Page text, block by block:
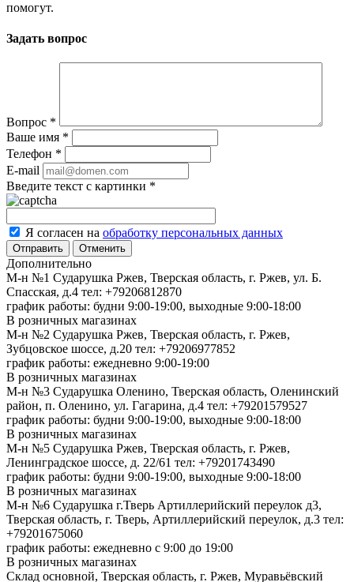
помогут.
Задать вопрос
Вопрос *
Ваше имя *
Телефон *
E-mail
Введите текст с картинки *
Я согласен на обработку персональных данных
Отменить
Дополнительно
М-н №1 Сударушка Ржев, Тверская область, г. Ржев, ул. Б.
Спасская, д.4 тел: +79206812870
график работы: будни 9:00-19:00, выходные 9:00-18:00
В розничных магазинах
М-н №2 Cударушка Ржев, Тверская область, г. Ржев,
Зубцовское шоссе, д.20 тел: +79206977852
график работы: ежедневно 9:00-19:00
В розничных магазинах
М-н №3 Сударушка Оленино, Тверская область, Оленинский
район, п. Оленино, ул. Гагарина, д.4 тел: +79201579527
график работы: будни 9:00-19:00, выходные 9:00-18:00
В розничных магазинах
М-н №5 Сударушка Ржев, Тверская область, г. Ржев,
Ленинградское шоссе, д. 22/61 тел: +79201743490
график работы: будни 9:00-19:00, выходные 9:00-18:00
В розничных магазинах
М-н №6 Сударушка г.Тверь Артиллерийский переулок д3,
Тверская область, г. Тверь, Артиллерийский переулок, д.3 тел:
+79201675060
график работы: ежедневно с 9:00 до 19:00
В розничных магазинах
Склад основной, Тверская область, г. Ржев, Муравьёвский